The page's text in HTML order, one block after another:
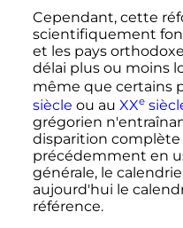
Cependant, cette
scientifiquement
et les pays
délai plus ou moins
même que certains
siècle ou au XXe
grégorien
disparition
précédemment en
générale, le
aujourd'hui le
référence.